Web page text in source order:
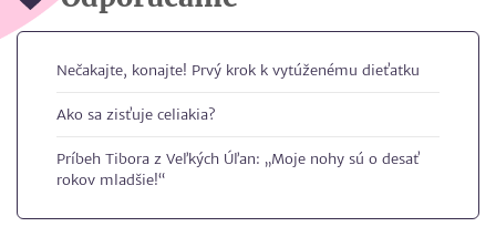
Nečakajte, konajte! Prvý krok k vytúženému dieťatku
Ako sa zisťuje celiakia?
Príbeh Tibora z Veľkých Úľan: „Moje nohy sú o desať
rokov mladšie!“